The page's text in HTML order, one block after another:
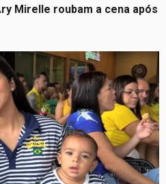
Mirelle roubam a cena após